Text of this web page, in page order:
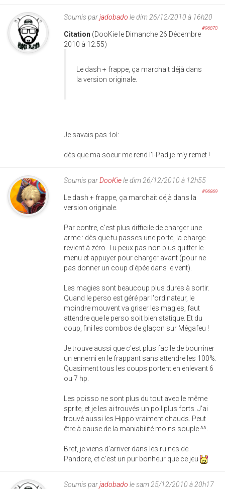
Soumis parjadobado le dim 26/12/2010 à 16h20
#96870
Citation (DooKie le Dimanche 26 Décembre
2010 à 12:55)
Le dash + frappe, ça marchait déjà dans
la version originale.
Je savais pas :lol:
dès que ma soeur me rend l'I-Pad je m'y remet !
Soumis parDooKiele dim 26/12/2010 à 12h55
#96869
Le dash + frappe, ça marchait déjà dans la
version originale.
Par contre, c'est plus difficile de charger une
arme : dès que tu passes une porte, la charge
revient à zéro. Tu peux pas non plus quitter le
menu et appuyer pour charger avant (pour ne
pas donner un coup d'épée dans le vent).
Les magies sont beaucoup plus dures à sortir.
Quand le perso est géré par l'ordinateur, le
moindre mouvent va griser les magies, faut
attendre que le perso soit bien statique. Et du
coup, fini les combos de glaçon sur Mégafeu !
Je trouve aussi que c'est plus facile de bourriner
un ennemi en le frappant sans attendre les 100%.
Quasiment tous les coups portent en enlevant 6
ou 7 hp.
Les poisso ne sont plus du tout avec le même
sprite, et je les ai trouvés un poil plus forts. J'ai
trouvé aussi les Hippo vraiment chauds. Peut
être à cause de la maniabilité moins souple ^^.
Bref, je viens d'arriver dans les ruines de
Pandore, et c'est un pur bonheur que ce jeu
Soumis parjadobado le sam 25/12/2010 à 20h17